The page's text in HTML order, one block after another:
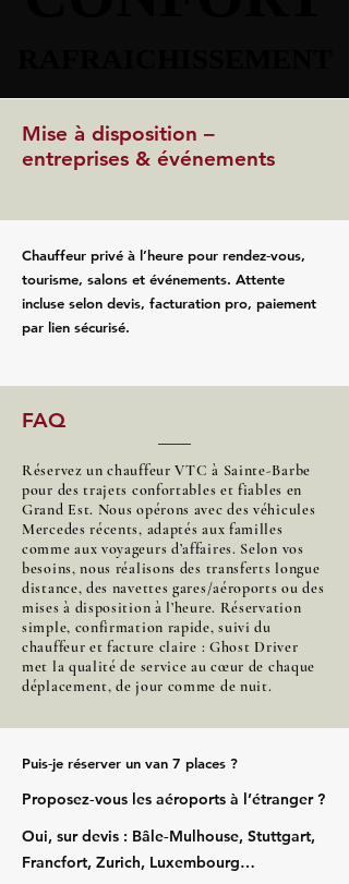
Mise à disposition –
entreprises & événements
Chauffeur privé à l’heure pour rendez‑vous,
tourisme, salons et événements. Attente
incluse selon devis, facturation pro, paiement
par lien sécurisé.
FAQ
Réservez un chauffeur VTC à Sainte-Barbe
pour des trajets confortables et fiables en
Grand Est. Nous opérons avec des véhicules
Mercedes récents, adaptés aux familles
comme aux voyageurs d’affaires. Selon vos
besoins, nous réalisons des transferts longue
distance, des navettes gares/aéroports ou des
mises à disposition à l’heure. Réservation
simple, confirmation rapide, suivi du
chauffeur et facture claire : Ghost Driver
met la qualité de service au cœur de chaque
déplacement, de jour comme de nuit.
Puis‑je réserver un van 7 places ?
Proposez‑vous les aéroports à l’étranger ?
Oui, sur devis : Bâle‑Mulhouse, Stuttgart,
Francfort, Zurich, Luxembourg…